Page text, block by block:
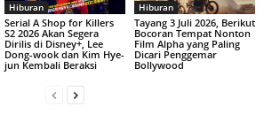
Hiburan
Serial A Shop for Killers
S2 2026 Akan Segera
Dirilis di Disney+, Lee
Dong-wook dan Kim Hye-
jun Kembali Beraksi
Hiburan
Tayang 3 Juli 2026, Berikut
Bocoran Tempat Nonton
Film Alpha yang Paling
Dicari Penggemar
Bollywood